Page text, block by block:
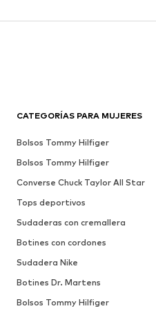
CATEGORÍAS PARA MUJERES
Bolsos Tommy Hilfiger
Bolsos Tommy Hilfiger
Converse Chuck Taylor All Star
Tops deportivos
Sudaderas con cremallera
Botines con cordones
Sudadera Nike
Botines Dr. Martens
Bolsos Tommy Hilfiger